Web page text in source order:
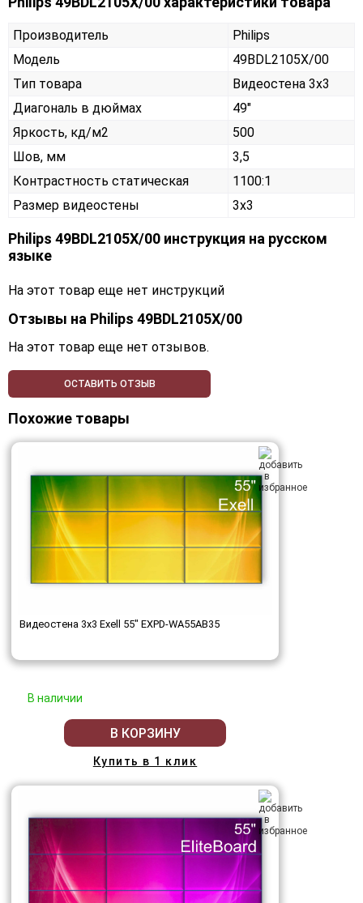
Производитель
Philips
Модель
49BDL2105X/00
Тип товара
Видеостена 3х3
Диагональ в дюймах
49"
Яркость, кд/м2
500
Шов, мм
3,5
Контрастность статическая
1100:1
Размер видеостены
3x3
Philips 49BDL2105X/00 инструкция на русском
языке
На этот товар еще нет инструкций
Отзывы на Philips 49BDL2105X/00
На этот товар еще нет отзывов.
ОСТАВИТЬ ОТЗЫВ
Похожие товары
Видеостена 3x3 Exell 55" EXPD-WA55AB35
В наличии
В КОРЗИНУ
Купить в 1 клик